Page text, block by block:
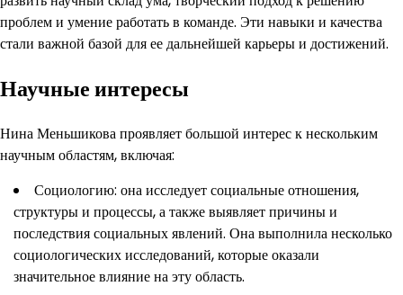
проблем и умение работать в команде. Эти навыки и качества
стали важной базой для ее дальнейшей карьеры и достижений.
Научные интересы
Нина Меньшикова проявляет большой интерес к нескольким
научным областям, включая:
Социологию: она исследует социальные отношения,
структуры и процессы, а также выявляет причины и
последствия социальных явлений. Она выполнила несколько
социологических исследований, которые оказали
значительное влияние на эту область.